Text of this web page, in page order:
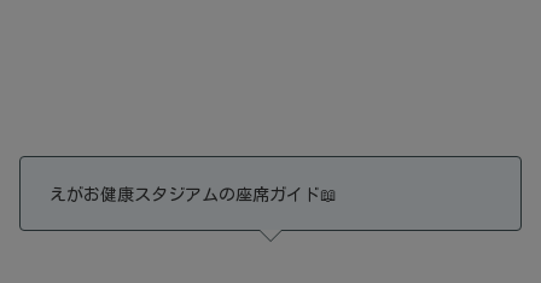
えがお健康スタジアムの座席ガイド📖